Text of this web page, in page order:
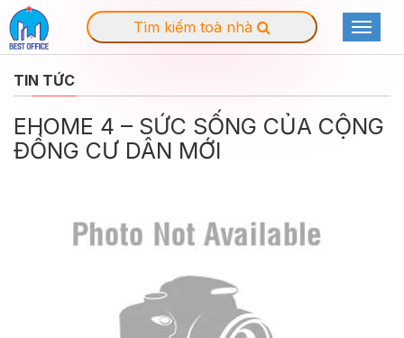
Tìm kiếm toà nhà
Toggle
TIN TỨC
EHOME 4 – SỨC SỐNG CỦA CỘNG
ĐỒNG CƯ DÂN MỚI